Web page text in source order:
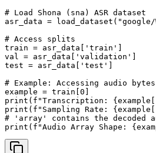
# Load Shona (sna) ASR dataset
asr_data = load_dataset("google/
# Access splits
train = asr_data['train']
val = asr_data['validation']
test = asr_data['test']
# Example: Accessing audio
example = train[0]
print(f"Transcription:
print(f"Sampling Rate:
# 'array' contains the decoded
print(f"Audio Array Shape: